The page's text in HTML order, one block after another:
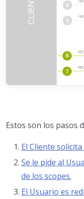
Estos son los pasos
El Cliente
Se le pide al
de los scopes.
El Usuario es